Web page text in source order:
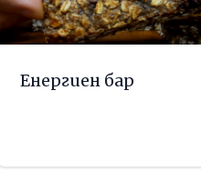
Енергиен бар